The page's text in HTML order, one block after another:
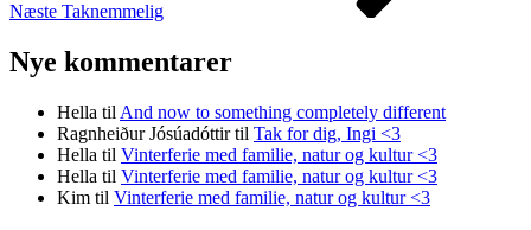
Næste Taknemmelig
Nye kommentarer
Hella til And now to something completely different
Ragnheiður Jósúadóttirtil Tak for dig, Ingi <3
Hella til Vinterferie med familie, natur og kultur <3
Hella til Vinterferie med familie, natur og kultur <3
Kim til Vinterferie med familie, natur og kultur <3